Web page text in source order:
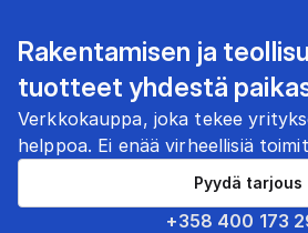
Rakentamisen ja
tuotteet yhdestä
Verkkokauppa, joka tekee
helppoa. Ei enää virheellisiä
+358 400 173
Pyydä tarjous